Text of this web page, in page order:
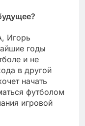
Игорь
годы
и не
в другой
начать
футболом
игровой